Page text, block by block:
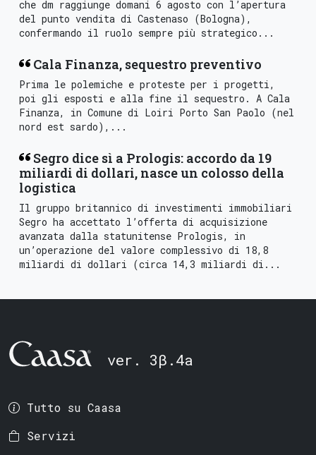
che dm raggiunge domani 6 agosto con l’apertura
del punto vendita di Castenaso (Bologna),
confermando il ruolo sempre più strategico...
Cala Finanza, sequestro preventivo
Prima le polemiche e proteste per i progetti,
poi gli esposti e alla fine il sequestro. A Cala
Finanza, in Comune di Loiri Porto San Paolo (nel
nord est sardo),...
Segro dice sì a Prologis: accordo da 19
miliardi di dollari, nasce un colosso della
logistica
Il gruppo britannico di investimenti immobiliari
Segro ha accettato l’offerta di acquisizione
avanzata dalla statunitense Prologis, in
un’operazione del valore complessivo di 18,8
miliardi di dollari (circa 14,3 miliardi di...
ver. 3β.4a
Tutto su Caasa
Servizi